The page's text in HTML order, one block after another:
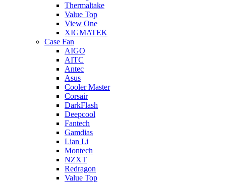
Thermaltake
Value Top
View One
XIGMATEK
Case Fan
AIGO
AITC
Antec
Asus
Cooler Master
Corsair
DarkFlash
Deepcool
Fantech
Gamdias
Lian Li
Montech
NZXT
Redragon
Value Top